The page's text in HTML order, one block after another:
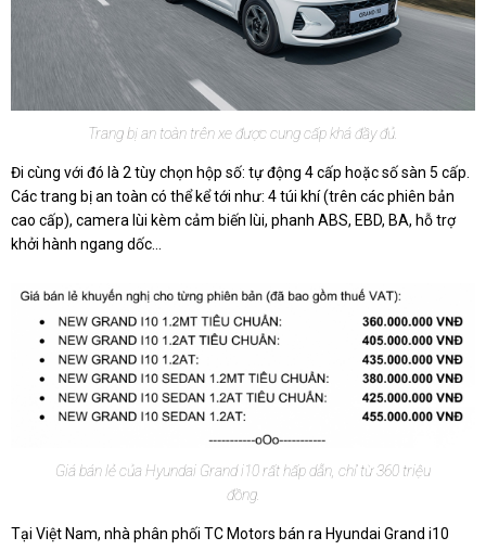
Trang bị an toàn trên xe được cung cấp khá đầy đủ.
Đi cùng với đó là 2 tùy chọn hộp số: tự động 4 cấp hoặc số sàn 5 cấp.
Các trang bị an toàn có thể kể tới như: 4 túi khí (trên các phiên bản
cao cấp), camera lùi kèm cảm biến lùi, phanh ABS, EBD, BA, hỗ trợ
khởi hành ngang dốc...
Giá bán lẻ của Hyundai Grand i10 rất hấp dẫn, chỉ từ 360 triệu
đồng.
Tại Việt Nam, nhà phân phối TC Motors bán ra Hyundai Grand i10